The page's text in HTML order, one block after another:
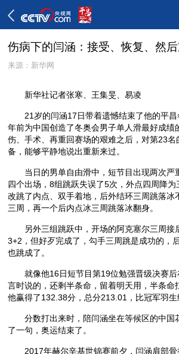
伤病下的闫涵：接受、恢复、然
来源：新华网
新华社记者张寒、王集旻、易凌
21岁的闫涵17日带着遗憾结束了他的平
年前为中国创造了冬奥会男子单人滑最好成绩
伤、手术、再重回赛场的艰难之后，对第23
备，能够平静地说出重新来过。
当日的男单自由滑中，短节目出现两次严
四个出场，8组跳跃失误了5次，外点四周降
改跳了内点、双手着地，后外结环三周跳落冰
三周，再一个后内点冰三周跳落冰翻身。
另外三组跳跃中，开场的阿克塞尔三周接
3+2，但好歹完成了，勾手三周跳是成功的，
也跳成了。
就像他16日短节目第19位勉强晋级决赛
言时说的，还剩半条命，留着明天用，半条命
他赢得了132.38分，总分213.01，比冠军羽生
分数打出来时，陪闫涵坐在等候区的中国
了一句，奥运结束了。
2017年赫尔辛基世锦赛前夕，闫涵肩部